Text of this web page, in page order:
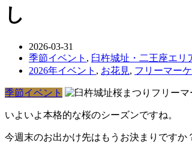
し
2026-03-31
季節イベント , 臼杵城址・二王座エリ
2026年イベント , お花見, フリーマー
季節イベント
いよいよ本格的な桜のシーズンですね。
今週末のお出かけ先はもうお決まりですか